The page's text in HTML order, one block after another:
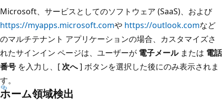
Microsoft、サービスとしてのソフトウェア (SaaS)、および
https://myapps.microsoft.comや https://outlook.comなど
のマルチテナント アプリケーションの場合、カスタマイズさ
れたサインイン ページは、ユーザーが 電子メールまたは 電話
番号 を入力し、[ 次へ] ボタンを選択した後にのみ表示されま
す。
ホーム領域検出